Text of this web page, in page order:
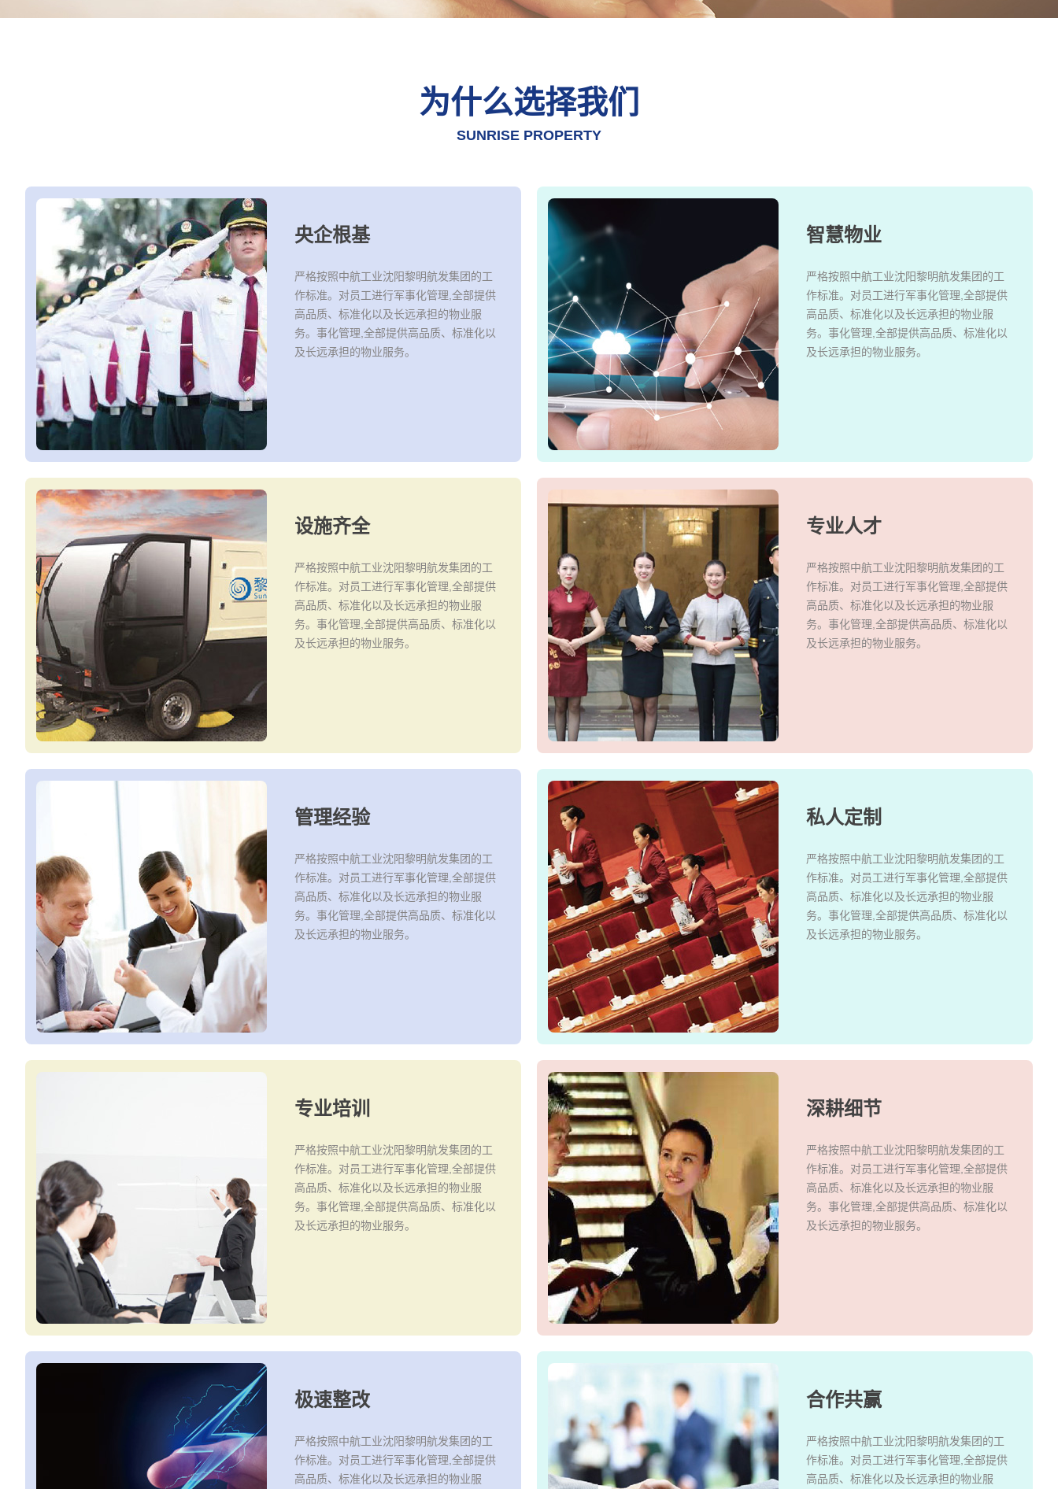
为什么选择我们
SUNRISE PROPERTY
央企根基
严格按照中航工业沈阳黎明航发集团的工
作标准。对员工进行军事化管理,全部提供
高品质、标准化以及长远承担的物业服
务。事化管理,全部提供高品质、标准化以
及长远承担的物业服务。
智慧物业
严格按照中航工业沈阳黎明航发集团的工
作标准。对员工进行军事化管理,全部提供
高品质、标准化以及长远承担的物业服
务。事化管理,全部提供高品质、标准化以
及长远承担的物业服务。
设施齐全
严格按照中航工业沈阳黎明航发集团的工
作标准。对员工进行军事化管理,全部提供
高品质、标准化以及长远承担的物业服
务。事化管理,全部提供高品质、标准化以
及长远承担的物业服务。
专业人才
严格按照中航工业沈阳黎明航发集团的工
作标准。对员工进行军事化管理,全部提供
高品质、标准化以及长远承担的物业服
务。事化管理,全部提供高品质、标准化以
及长远承担的物业服务。
管理经验
严格按照中航工业沈阳黎明航发集团的工
作标准。对员工进行军事化管理,全部提供
高品质、标准化以及长远承担的物业服
务。事化管理,全部提供高品质、标准化以
及长远承担的物业服务。
私人定制
严格按照中航工业沈阳黎明航发集团的工
作标准。对员工进行军事化管理,全部提供
高品质、标准化以及长远承担的物业服
务。事化管理,全部提供高品质、标准化以
及长远承担的物业服务。
专业培训
严格按照中航工业沈阳黎明航发集团的工
作标准。对员工进行军事化管理,全部提供
高品质、标准化以及长远承担的物业服
务。事化管理,全部提供高品质、标准化以
及长远承担的物业服务。
深耕细节
严格按照中航工业沈阳黎明航发集团的工
作标准。对员工进行军事化管理,全部提供
高品质、标准化以及长远承担的物业服
务。事化管理,全部提供高品质、标准化以
及长远承担的物业服务。
极速整改
严格按照中航工业沈阳黎明航发集团的工
作标准。对员工进行军事化管理,全部提供
高品质、标准化以及长远承担的物业服
合作共赢
严格按照中航工业沈阳黎明航发集团的工
作标准。对员工进行军事化管理,全部提供
高品质、标准化以及长远承担的物业服